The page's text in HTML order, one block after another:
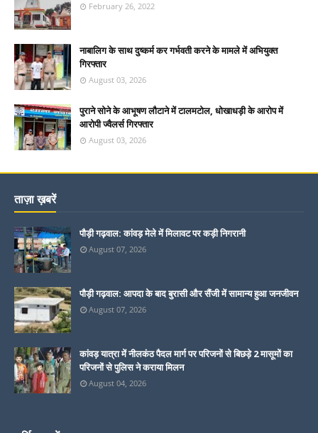
February 26, 2022
नाबालिग के साथ दुष्कर्म कर गर्भवती करने के मामले में अभियुक्त
गिरफ्तार
August 03, 2026
पुराने सोने के आभूषण लौटाने में टालमटोल, धोखाधड़ी के आरोप में
आरोपी ज्वैलर्स गिरफ्तार
August 03, 2026
ताज़ा ख़बरें
पौड़ी गढ़वाल: कांवड़ मेले में मिलावट पर कड़ी निगरानी
August 07, 2026
पौड़ी गढ़वाल: आपदा के बाद बुरासी और सैंजी में सामान्य हुआ जनजीवन
August 07, 2026
कांवड़ यात्रा में नीलकंठ पैदल मार्ग पर परिजनों से बिछड़े 2 मासूमों का
परिजनों से पुलिस ने कराया मिलन
August 04, 2026